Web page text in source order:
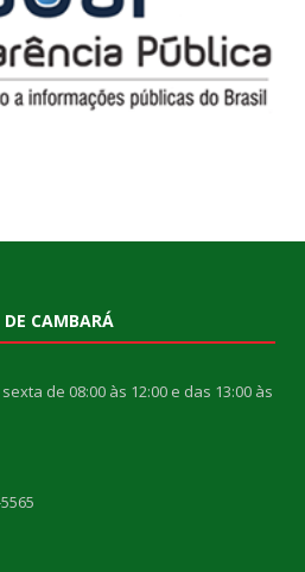
CAMBARÁ
de 08:00 às 12:00 e das 13:00 às